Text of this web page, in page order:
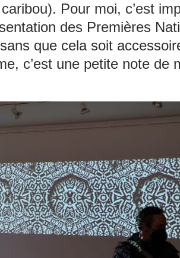
Pour moi, c’est
des Premières
que cela soit
c’est une petite note de